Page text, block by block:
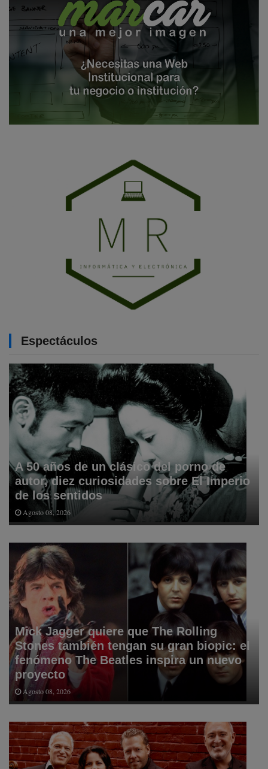
Espectáculos
A 50 años de un clásico del porno de
autor, diez curiosidades sobre El Imperio
de los sentidos
Agosto 08, 2026
Mick Jagger quiere que The Rolling
Stones también tengan su gran biopic: el
fenómeno The Beatles inspira un nuevo
proyecto
Agosto 08, 2026